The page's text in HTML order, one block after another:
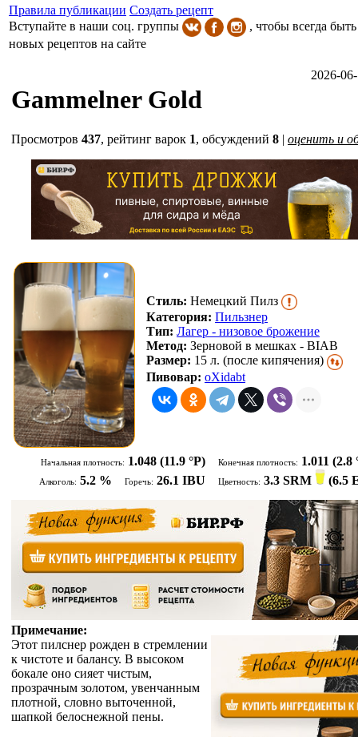
Правила публикации Создать рецепт
Вступайте в наши соц. группы
, чтобы всегда
новых рецептов на сайте
2026-
Gammelner Gold
Просмотров 437, рейтинг варок 1, обсуждений 8 | оценить и
Стиль: Немецкий Пилз
Категория: Пильзнер
Тип: Лагер - низовое брожение
Метод: Зерновой в мешках - BIAB
Размер: 15 л. (после кипячения)
Пивовар: oXidabt
Начальная плотность: 1.048 (11.9 °P) Конечная плотность: 1.011 (2.8
Алкоголь: 5.2 % Горечь: 26.1 IBU Цветность: 3.3 SRM (6.5
Примечание:
Этот пилснер рожден в стремлении
к чистоте и балансу. В высоком
бокале оно сияет чистым,
прозрачным золотом, увенчанным
плотной, словно выточенной,
шапкой белоснежной пены.